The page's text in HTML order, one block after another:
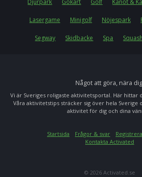
Djurpark Gokart Golf Kanot &
Lasergame Minigolf Nöjespark
Segway Skidbacke Spa Squash
Något att göra, nära
Vi är Sveriges roligaste aktivitetsportal. Här hittar
Våra aktivitetstips sträcker sig över hela Sverige
aktivitet för dig och dina
Startsida Frågor & svar
Kontakta Activated
© 2026 Activated.se